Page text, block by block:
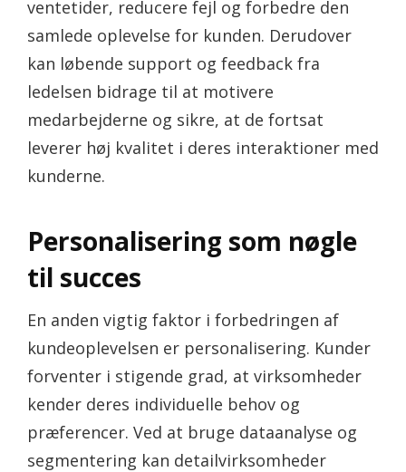
ventetider, reducere fejl og forbedre den
samlede oplevelse for kunden. Derudover
kan løbende support og feedback fra
ledelsen bidrage til at motivere
medarbejderne og sikre, at de fortsat
leverer høj kvalitet i deres interaktioner med
kunderne.
Personalisering som nøgle
til succes
En anden vigtig faktor i forbedringen af
kundeoplevelsen er personalisering. Kunder
forventer i stigende grad, at virksomheder
kender deres individuelle behov og
præferencer. Ved at bruge dataanalyse og
segmentering kan detailvirksomheder